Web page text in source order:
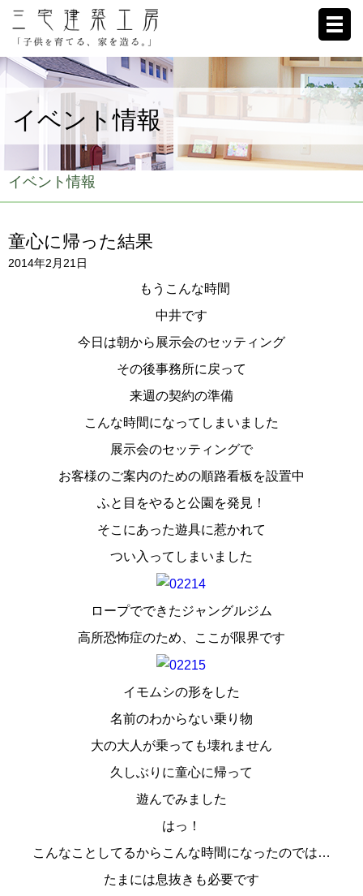
ホーム
家への想い
施工例
ブログ
リクルート
お客様の声
スタッフ紹介
イベント情報
イベント情報
童心に帰った結果
2014年2月21日
もうこんな時間
中井です
今日は朝から展示会のセッティング
その後事務所に戻って
来週の契約の準備
こんな時間になってしまいました
展示会のセッティングで
お客様のご案内のための順路看板を設置中
ふと目をやると公園を発見！
そこにあった遊具に惹かれて
つい入ってしまいました
ロープでできたジャングルジム
高所恐怖症のため、ここが限界です
イモムシの形をした
名前のわからない乗り物
大の大人が乗っても壊れません
久しぶりに童心に帰って
遊んでみました
はっ！
こんなことしてるからこんな時間になったのでは…
たまには息抜きも必要です